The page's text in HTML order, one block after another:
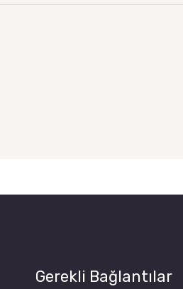
Gerekli Bağlantılar